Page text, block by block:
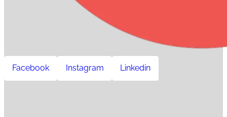
Facebook Instagram Linkedin